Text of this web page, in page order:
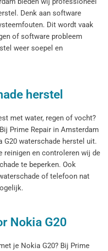
Denk aan software
Dit wordt vaak
of software probleem
weer soepel en
herstel
met water, regen of vocht?
Prime Repair in Amsterdam
waterschade herstel uit.
reinigen en controleren wij de
te beperken. Ook
of telefoon nat
Nokia G20
je Nokia G20? Bij Prime